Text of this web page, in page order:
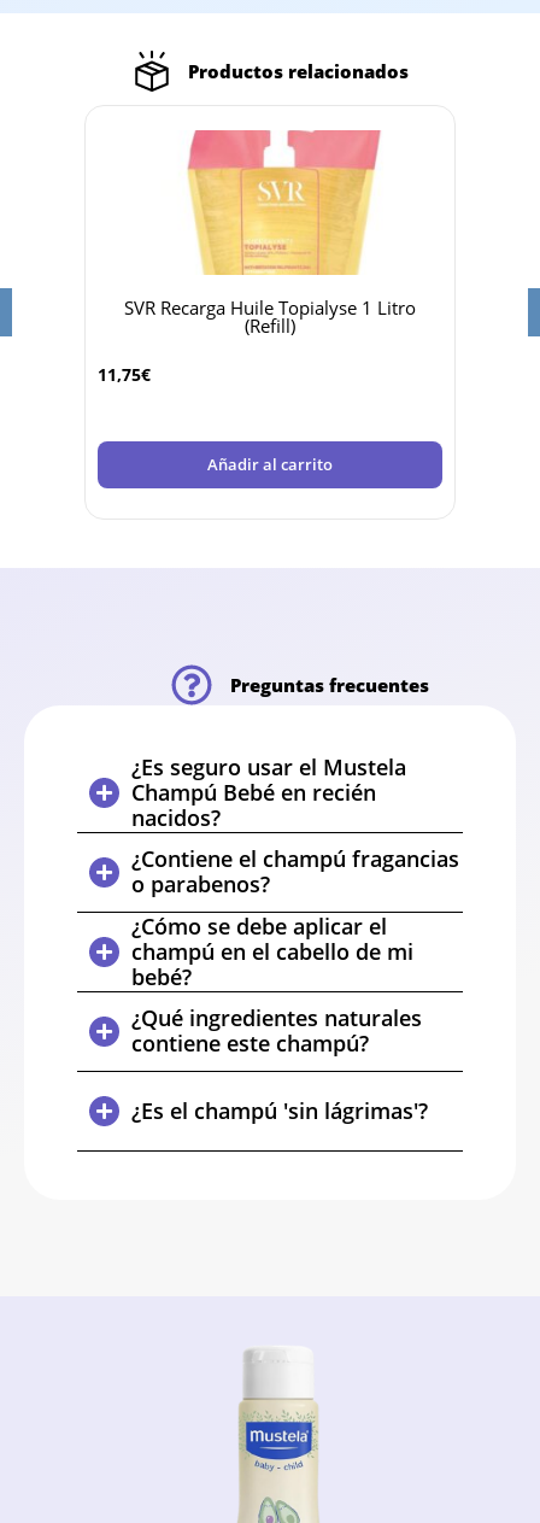
Productos relacionados
SVR Recarga Huile Topialyse 1 Litro
(Refill)
11,75€
Añadir al carrito
Preguntas frecuentes
¿Es seguro usar el Mustela
Champú Bebé en recién
nacidos?
¿Contiene el champú fragancias
o parabenos?
¿Cómo se debe aplicar el
champú en el cabello de mi
bebé?
¿Qué ingredientes naturales
contiene este champú?
¿Es el champú 'sin lágrimas'?